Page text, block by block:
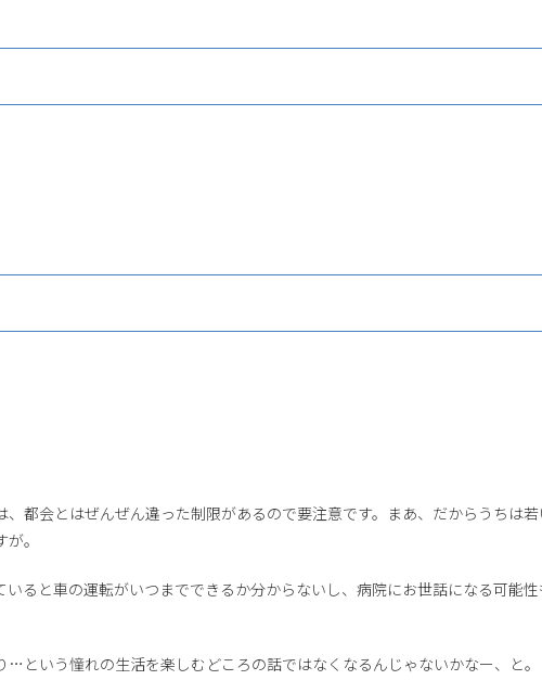
、都会とはぜんぜん違った制限があるので要注意です。まあ、だからうちは
。
いると車の運転がいつまでできるか分からないし、病院にお世話になる可能
…という憧れの生活を楽しむどころの話ではなくなるんじゃないかなー、と。